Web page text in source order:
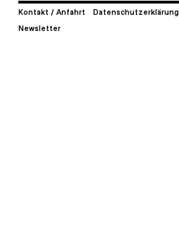
Kontakt / Anfahrt Datenschutzerklärung
Newsletter